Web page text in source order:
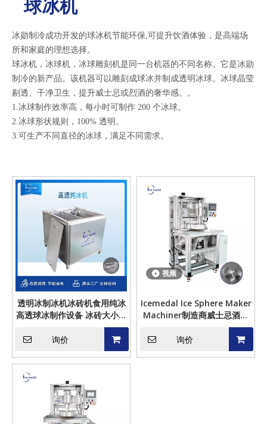
球冰机
冰勋制冷成功开发的球冰机节能环保,可提升饮酒体验，是高端场
所和家庭的理想选择。
球冰机，冰球机，冰球雕刻机是同一台机器的不同名称。它是冰勋
制冷的新产品。该机器可以雕刻成球冰并制成透明冰球。冰球晶莹
剔透、干净卫生，提升威士忌或烈酒的奢华感。。
1.冰球制作效率高，每小时可制作 200 个冰球。
2.冰球形状规则，100% 透明。
3.可生产不同直径的冰球，满足不同需求。
透明冰制冰机冰砖机食用纯冰
高透球冰制作设备 冰砖大小重
询价
视频
Icemedal Ice Sphere Maker
Machiner制造商威士忌酒鸡
询价